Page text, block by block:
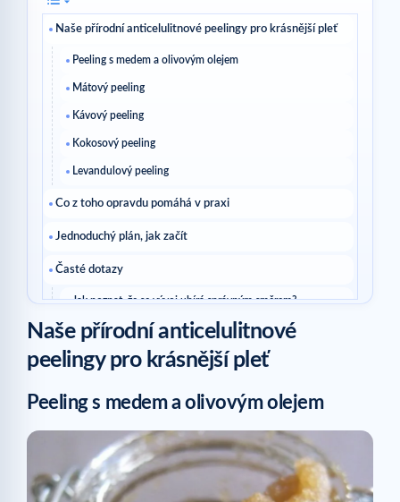
Naše přírodní anticelulitnové peelingy pro krásnější pleť
Peeling s medem a olivovým olejem
Mátový peeling
Kávový peeling
Kokosový peeling
Levandulový peeling
Co z toho opravdu pomáhá v praxi
Jednoduchý plán, jak začít
Časté dotazy
Jak poznat, že se vývoj ubírá správným směrem?
Je nutné měnit všechno najednou?
Číst dále
Související články
Naše přírodní anticelulitnové
peelingy pro krásnější pleť
Peeling s medem a olivovým olejem